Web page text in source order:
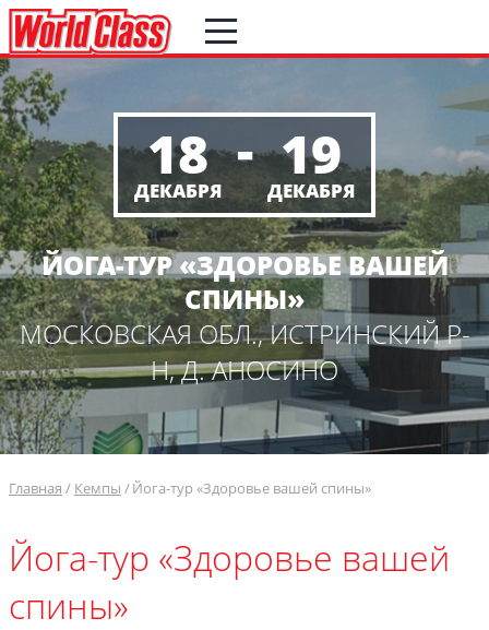
18
ДЕКАБРЯ
- 19
ДЕКАБРЯ
ЙОГА-ТУР «ЗДОРОВЬЕ ВАШЕЙ
СПИНЫ»
МОСКОВСКАЯ ОБЛ., ИСТРИНСКИЙ Р-
Н, Д. АНОСИНО
Главная Кемпы Йога-тур «Здоровье вашей спины»
Йога-тур «Здоровье вашей
спины»